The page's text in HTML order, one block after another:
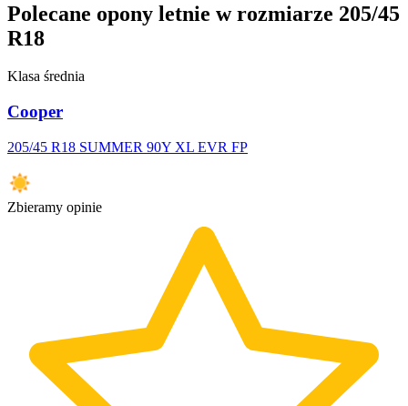
Polecane opony letnie w rozmiarze 205/45
R18
Klasa średnia
Cooper
205/45 R18 SUMMER 90Y XL EVR FP
Zbieramy opinie